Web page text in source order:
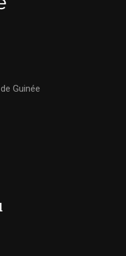
Guinée